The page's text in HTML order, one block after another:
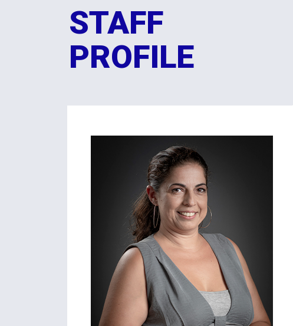
STAFF
PROFILE